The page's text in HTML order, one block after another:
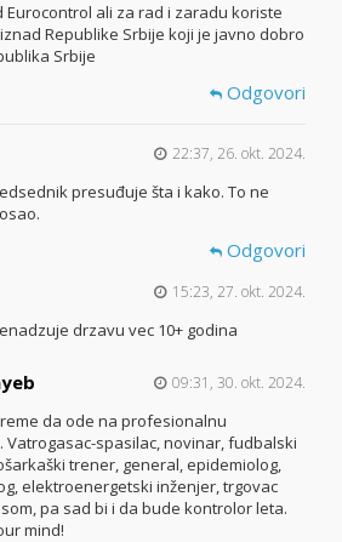
Eurocontrol ali za rad i zaradu koriste
Republike Srbije koji je javno dobro
Srbije
Odgovori
22:37, 26. okt. 2024.
presuđuje šta i kako. To ne
Odgovori
15:23, 27. okt. 2024.
drzavu vec 10+ godina
09:31, 30. okt. 2024.
da ode na profesionalnu
Vatrogasac-spasilac, novinar, fudbalski
trener, general, epidemiolog,
elektroenergetski inženjer, trgovac
pa sad bi i da bude kontrolor leta.
mind!